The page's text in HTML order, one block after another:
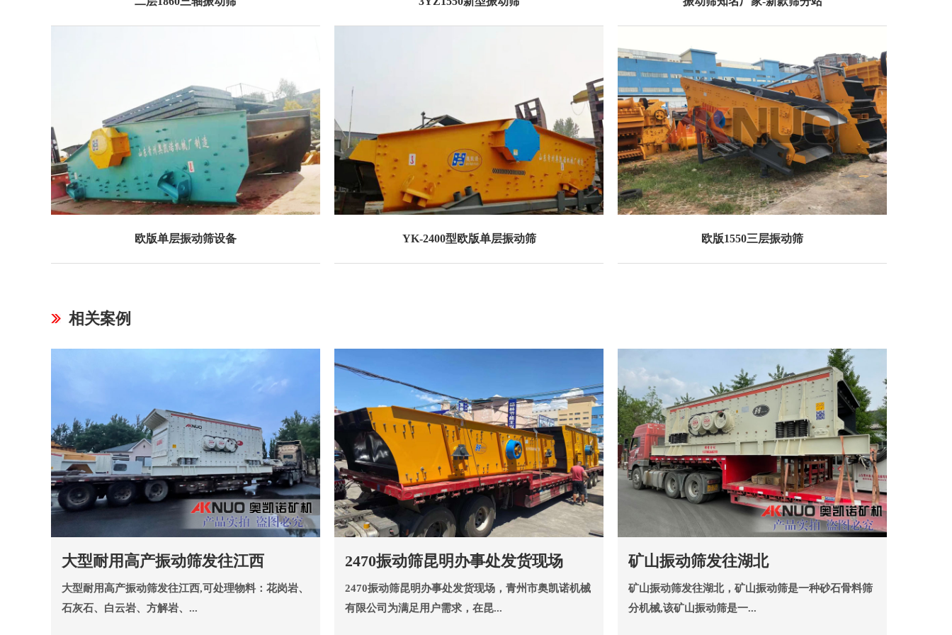
欧版单层振动筛设备 YK-2400型欧版单层振动筛 欧版1550三层振动筛
相关案例
大型耐用高产振动筛发往江西
大型耐用高产振动筛发往江西,可处理物料：花岗岩、
石灰石、白云岩、方解岩、...
2470振动筛昆明办事处发货现场
2470振动筛昆明办事处发货现场，青州市奥凯诺机械
有限公司为满足用户需求，在昆...
矿山振动筛发往湖北
矿山振动筛发往湖北，​矿山振动筛是一种砂石骨料筛
分机械,该矿山振动筛是一...